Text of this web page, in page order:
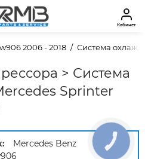
Кабинет
2006 - 2018 Система
> Система
Sprinter
Mercedes Benz
КНОПКА
ЗВ'ЯЗКУ